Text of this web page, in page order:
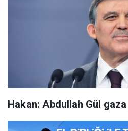
Hakan: Abdullah Gül